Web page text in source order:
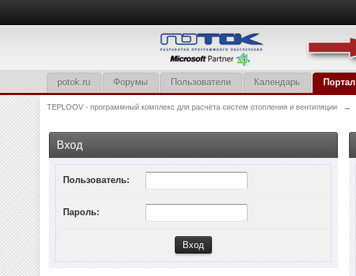
potok.ru Форумы Пользователи Календарь Портал
TEPLOOV - программный комплекс для расчёта систем отопления и вентиляции →
Вход
Пользователь:
Пароль: